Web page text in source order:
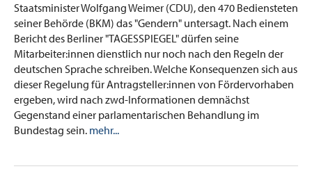
Staatsminister Wolfgang Weimer (CDU), den 470 Bediensteten
seiner Behörde (BKM) das "Gendern" untersagt. Nach einem
Bericht des Berliner "TAGESSPIEGEL" dürfen seine
Mitarbeiter:innen dienstlich nur noch nach den Regeln der
deutschen Sprache schreiben. Welche Konsequenzen sich aus
dieser Regelung für Antragsteller:innen von Fördervorhaben
ergeben, wird nach zwd-Informationen demnächst
Gegenstand einer parlamentarischen Behandlung im
Bundestag sein. mehr...